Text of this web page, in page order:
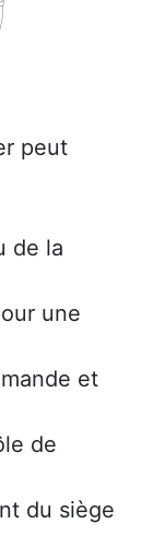
peut
de la
une
et
de
du siège